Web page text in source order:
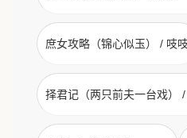
庶女攻略（锦心似玉） / 吱
择君记（两只前夫一台戏）